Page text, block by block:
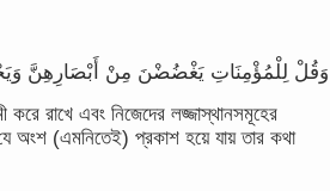
وَقُلْ لِلْمُؤْمِنَاتِ يَغْضُضْنَ مِنْ أَبْصَارِهِنَّ
করে রাখে এবং নিজেদের লজ্জাস্থানসমূহের
অংশ (এমনিতেই) প্রকাশ হয়ে যায় তার কথা